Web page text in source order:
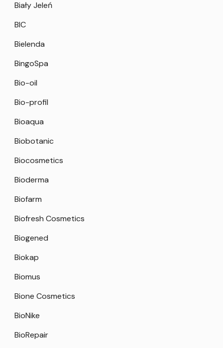
Biały Jeleń
BIC
Bielenda
BingoSpa
Bio-oil
Bio-profil
Bioaqua
Biobotanic
Biocosmetics
Bioderma
Biofarm
Biofresh Cosmetics
Biogened
Biokap
Biomus
Bione Cosmetics
BioNike
BioRepair